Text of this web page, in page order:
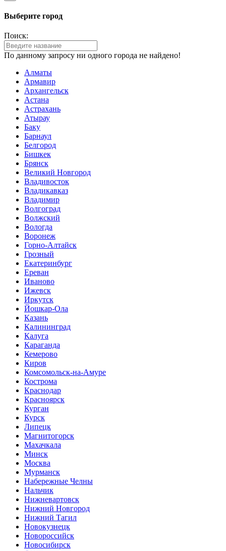
Выберите город
Поиск:
По данному запросу ни одного города не найдено!
Алматы
Армавир
Архангельск
Астана
Астрахань
Атырау
Баку
Барнаул
Белгород
Бишкек
Брянск
Великий Новгород
Владивосток
Владикавказ
Владимир
Волгоград
Волжский
Вологда
Воронеж
Горно-Алтайск
Грозный
Екатеринбург
Ереван
Иваново
Ижевск
Иркутск
Йошкар-Ола
Казань
Калининград
Калуга
Караганда
Кемерово
Киров
Комсомольск-на-Амуре
Кострома
Краснодар
Красноярск
Курган
Курск
Липецк
Магнитогорск
Махачкала
Минск
Москва
Мурманск
Набережные Челны
Нальчик
Нижневартовск
Нижний Новгород
Нижний Тагил
Новокузнецк
Новороссийск
Новосибирск